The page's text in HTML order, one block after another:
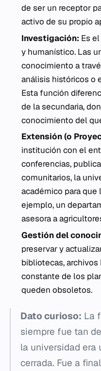
de ser un receptor
activo de su propio
Investigación: Es
y humanístico. Las
conocimiento a
análisis históricos o
Esta función
de la secundaria,
conocimiento del
Extensión (o
institución con el
conferencias,
comunitarios, la
académico para
ejemplo, un
asesora a
Gestión del
preservar y
bibliotecas,
constante de los
queden obsoletos.
Dato curioso: La
siempre fue tan
la universidad era
cerrada. Fue a